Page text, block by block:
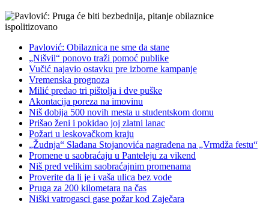
Pavlović: Obilaznica ne sme da stane
„Nišvil“ ponovo traži pomoć publike
Vučić najavio ostavku pre izborne kampanje
Vremenska prognoza
Milić predao tri pištolja i dve puške
Akontacija poreza na imovinu
Niš dobija 500 novih mesta u studentskom domu
Prišao ženi i pokidao joj zlatni lanac
Požari u leskovačkom kraju
„Žudnja“ Slađana Stojanovića nagrađena na „Vrmdža festu“
Promene u saobraćaju u Panteleju za vikend
Niš pred velikim saobraćajnim promenama
Proverite da li je i vaša ulica bez vode
Pruga za 200 kilometara na čas
Niški vatrogasci gase požar kod Zaječara